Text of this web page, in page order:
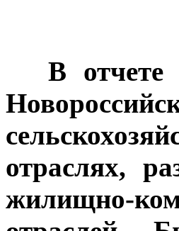
В отчете
отраслях,
жилищно-